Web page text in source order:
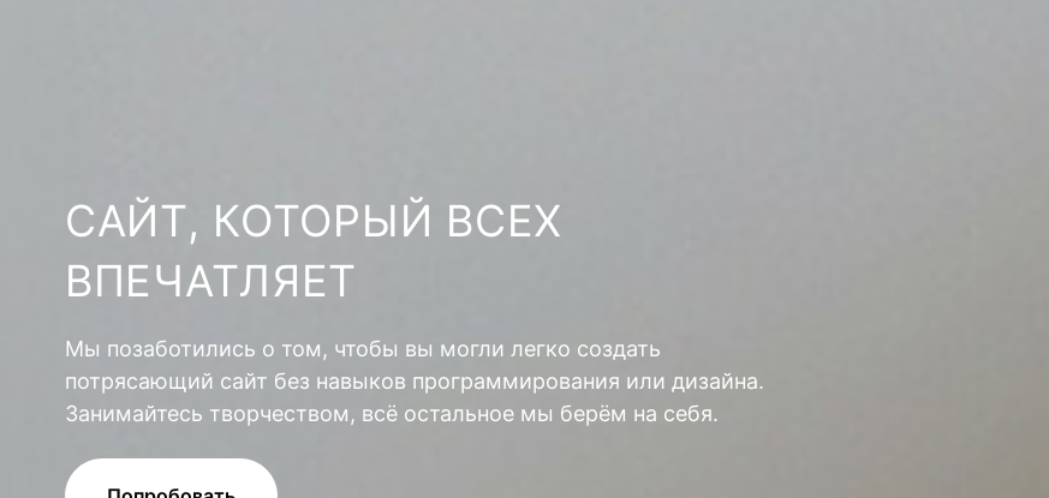
САЙТ, КОТОРЫЙ ВСЕХ
ВПЕЧАТЛЯЕТ
Мы позаботились о том, чтобы вы могли легко создать
потрясающий сайт без навыков программирования или дизайна.
Занимайтесь творчеством, всё остальное мы берём на себя.